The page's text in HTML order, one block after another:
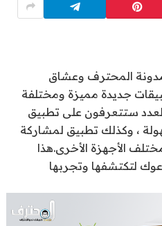
المحترف وعشاق
جديدة مميزة ومختلفة
ستتعرفون على تطبيق
، وكذلك تطبيق لمشاركة
الأجهزة الأخرى.هذا
لتكتشفها وتجربها